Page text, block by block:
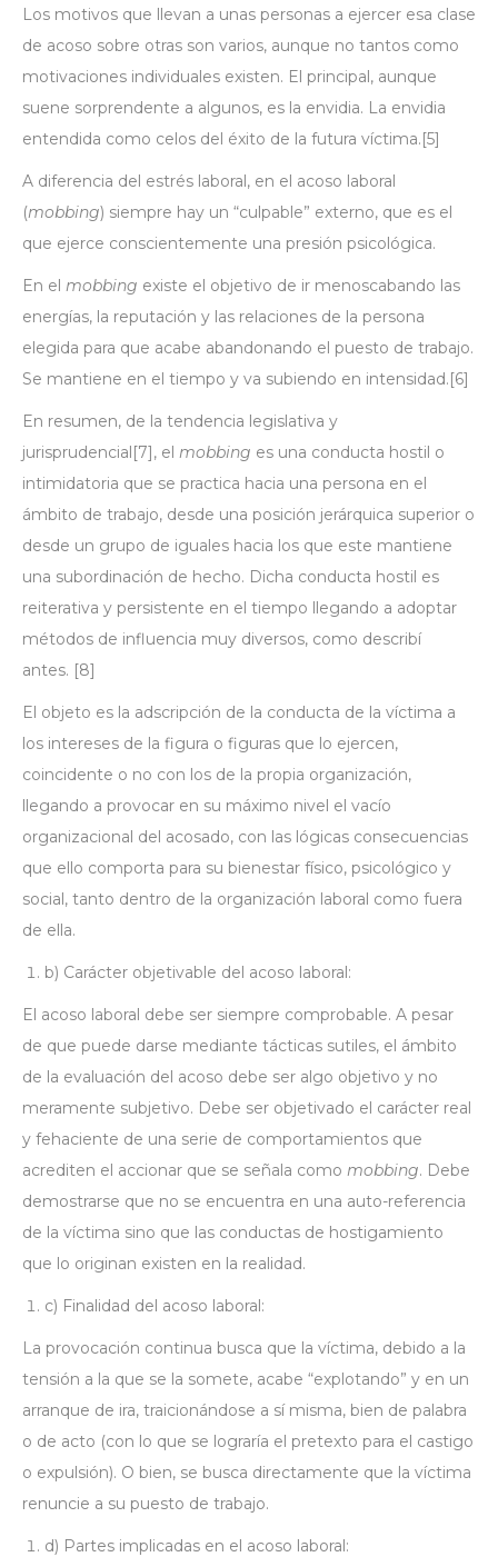
Los motivos que llevan a unas personas a ejercer esa clase
de acoso sobre otras son varios, aunque no tantos como
motivaciones individuales existen. El principal, aunque
suene sorprendente a algunos, es la envidia. La envidia
entendida como celos del éxito de la futura víctima.[5]
A diferencia del estrés laboral, en el acoso laboral
(mobbing) siempre hay un “culpable” externo, que es el
que ejerce conscientemente una presión psicológica.
En el mobbing existe el objetivo de ir menoscabando las
energías, la reputación y las relaciones de la persona
elegida para que acabe abandonando el puesto de trabajo.
Se mantiene en el tiempo y va subiendo en intensidad.[6]
En resumen, de la tendencia legislativa y
jurisprudencial[7], el mobbing es una conducta hostil o
intimidatoria que se practica hacia una persona en el
ámbito de trabajo, desde una posición jerárquica superior o
desde un grupo de iguales hacia los que este mantiene
una subordinación de hecho. Dicha conducta hostil es
reiterativa y persistente en el tiempo llegando a adoptar
métodos de influencia muy diversos, como describí
antes. [8]
El objeto es la adscripción de la conducta de la víctima a
los intereses de la figura o figuras que lo ejercen,
coincidente o no con los de la propia organización,
llegando a provocar en su máximo nivel el vacío
organizacional del acosado, con las lógicas consecuencias
que ello comporta para su bienestar físico, psicológico y
social, tanto dentro de la organización laboral como fuera
de ella.
b) Carácter objetivable del acoso laboral:
El acoso laboral debe ser siempre comprobable. A pesar
de que puede darse mediante tácticas sutiles, el ámbito
de la evaluación del acoso debe ser algo objetivo y no
meramente subjetivo. Debe ser objetivado el carácter real
y fehaciente de una serie de comportamientos que
acrediten el accionar que se señala como mobbing. Debe
demostrarse que no se encuentra en una auto-referencia
de la víctima sino que las conductas de hostigamiento
que lo originan existen en la realidad.
c) Finalidad del acoso laboral:
La provocación continua busca que la víctima, debido a la
tensión a la que se la somete, acabe “explotando” y en un
arranque de ira, traicionándose a sí misma, bien de palabra
o de acto (con lo que se lograría el pretexto para el castigo
o expulsión). O bien, se busca directamente que la víctima
renuncie a su puesto de trabajo.
d) Partes implicadas en el acoso laboral: